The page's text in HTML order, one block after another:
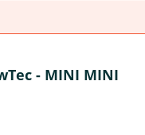
- MINI MINI